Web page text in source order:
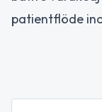
patientflöde